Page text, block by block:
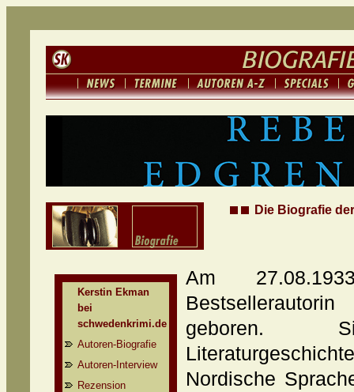
Die Biografie
Kerstin Ekman
bei
schwedenkrimi.de
Autoren-Biografie
Autoren-Interview
Rezension
Am
geboren.
Nordische